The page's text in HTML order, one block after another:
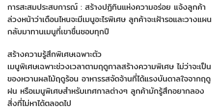
การสะสมประสบการณ์ : สร้างปฏิทินแห่งความอร่อย แจ้งลูกค้า
ล่วงหน้าว่าเดือนไหนจะมีเมนูอะไรพิเศษ ลูกค้าจะเฝ้ารอและวางแผน
กลับมาทานเมนูที่เขาชื่นชอบทุกปี
สร้างความรู้สึกพิเศษเฉพาะตัว
เมนูพิเศษเฉพาะช่วงเวลาตามฤดูกาลสร้างความพิเศษ ไม่ว่าจะเป็น
ของหวานผลไม้ฤดูร้อน อาหารรสจัดจ้านที่ได้แรงบันดาลใจจากฤดู
ฝน หรือเมนูพิเศษสำหรับเทศกาลต่างๆ ลูกค้ามักรู้สึกอยากลอง
สิ่งที่ไม่หาได้ตลอดไป